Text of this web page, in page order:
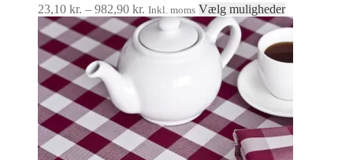
23,10 kr. – 982,90 kr. Prisinterval:
23,10 kr.
982,90 kr.
Inkl. moms Vælg mulighederDette
vare
flere
varianter.
på
varesiden